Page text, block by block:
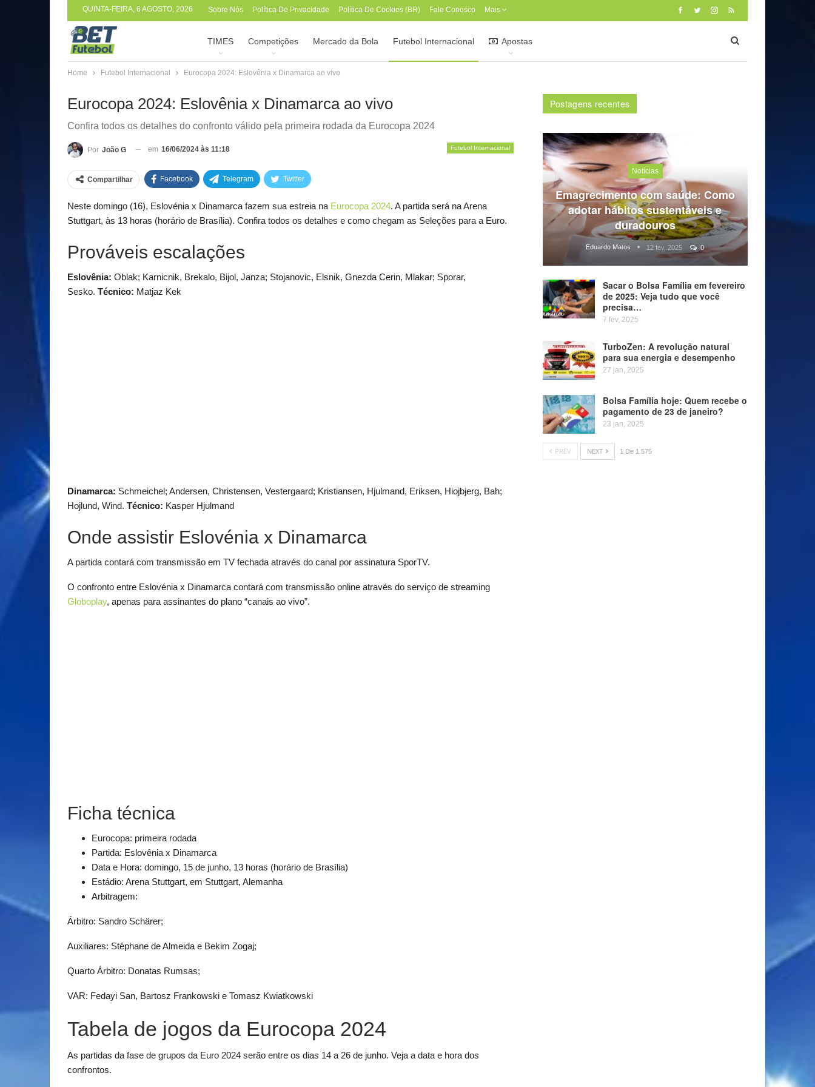
QUINTA-FEIRA, 6 AGOSTO, 2026 Sobre Nós Política De Privacidade Política De Cookies (BR) Fale Conosco Mais
TIMES Competições Mercado da Bola Futebol Internacional Apostas
Home Futebol Internacional Eurocopa 2024: Eslovênia x Dinamarca ao vivo
Eurocopa 2024: Eslovênia x Dinamarca ao vivo
Confira todos os detalhes do confronto válido pela primeira rodada da Eurocopa 2024
Futebol Internacional
Por João G em 16/06/2024 às 11:18
Compartilhar Facebook Telegram Twitter
Neste domingo (16), Eslovénia x Dinamarca fazem sua estreia na Eurocopa 2024. A partida será na Arena
Stuttgart, às 13 horas (horário de Brasília). Confira todos os detalhes e como chegam as Seleções para a Euro.
Prováveis escalações
Eslovênia: Oblak; Karnicnik, Brekalo, Bijol, Janza; Stojanovic, Elsnik, Gnezda Cerin, Mlakar; Sporar,
Sesko. Técnico: Matjaz Kek
Dinamarca: Schmeichel; Andersen, Christensen, Vestergaard; Kristiansen, Hjulmand, Eriksen, Hiojbjerg, Bah;
Hojlund, Wind. Técnico: Kasper Hjulmand
Onde assistir Eslovénia x Dinamarca
A partida contará com transmissão em TV fechada através do canal por assinatura SporTV.
O confronto entre Eslovénia x Dinamarca contará com transmissão online através do serviço de streaming
Globoplay, apenas para assinantes do plano “canais ao vivo”.
Ficha técnica
Eurocopa: primeira rodada
Partida: Eslovênia x Dinamarca
Data e Hora: domingo, 15 de junho, 13 horas (horário de Brasília)
Estádio: Arena Stuttgart, em Stuttgart, Alemanha
Arbitragem:
Árbitro: Sandro Schärer;
Auxiliares: Stéphane de Almeida e Bekim Zogaj;
Quarto Árbitro: Donatas Rumsas;
VAR: Fedayi San, Bartosz Frankowski e Tomasz Kwiatkowski
Tabela de jogos da Eurocopa 2024
As partidas da fase de grupos da Euro 2024 serão entre os dias 14 a 26 de junho. Veja a data e hora dos
confrontos.
Postagens recentes
Notícias
Emagrecimento com saúde: Como
adotar hábitos sustentáveis e
duradouros
Eduardo Matos 12 fev, 2025 0
Sacar o Bolsa Família em fevereiro
de 2025: Veja tudo que você
precisa…
7 fev, 2025
TurboZen: A revolução natural
para sua energia e desempenho
27 jan, 2025
Bolsa Família hoje: Quem recebe o
pagamento de 23 de janeiro?
23 jan, 2025
PREV NEXT 1 De 1.575